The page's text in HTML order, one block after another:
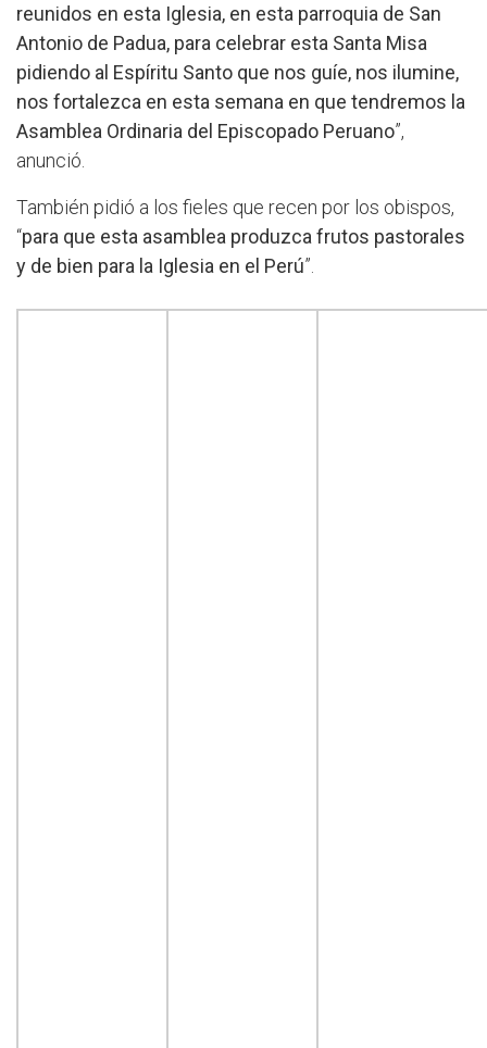
reunidos en esta Iglesia, en esta parroquia de San
Antonio de Padua, para celebrar esta Santa Misa
pidiendo al Espíritu Santo que nos guíe, nos ilumine,
nos fortalezca en esta semana en que tendremos la
Asamblea Ordinaria del Episcopado Peruano”,
anunció.
También pidió a los fieles que recen por los obispos,
“para que esta asamblea produzca frutos pastorales
y de bien para la Iglesia en el Perú”.